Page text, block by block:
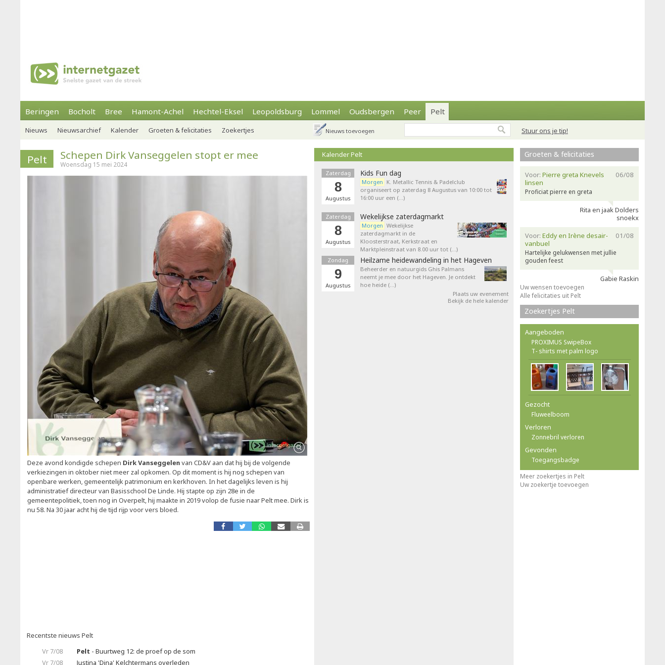
Beringen Bocholt Bree Hamont-Achel Hechtel-Eksel Leopoldsburg Lommel Oudsbergen Peer Pelt
Stuur ons je tip!
Nieuws Nieuwsarchief Kalender Groeten & felicitaties Zoekertjes Nieuws toevoegen
Pelt Schepen Dirk Vanseggelen stopt er mee
Woensdag 15 mei 2024
Deze avond kondigde schepen Dirk Vanseggelen van CD&V aan dat hij bij de volgende
verkiezingen in oktober niet meer zal opkomen. Op dit moment is hij nog schepen van
openbare werken, gemeentelijk patrimonium en kerkhoven. In het dagelijks leven is hij
administratief directeur van Basisschool De Linde. Hij stapte op zijn 28e in de
gemeentepolitiek, toen nog in Overpelt, hij maakte in 2019 volop de fusie naar Pelt mee. Dirk is
nu 58. Na 30 jaar acht hij de tijd rijp voor vers bloed.
Recentste nieuws Pelt
Vr 7/08
Pelt - Buurtweg 12: de proef op de som
Vr 7/08
Justina 'Dina' Kelchtermans overleden
Kalender Pelt
Zaterdag
8
Augustus
Kids Fun dag
Morgen K. Metallic Tennis & Padelclub
organiseert op zaterdag 8 Augustus van 10:00 tot
16:00 uur een (…)
Zaterdag
8
Augustus
Wekelijkse zaterdagmarkt
Morgen Wekelijkse
zaterdagmarkt in de
Kloosterstraat, Kerkstraat en
Marktpleinstraat van 8.00 uur tot (…)
Zondag
9
Augustus
Heilzame heidewandeling in het Hageven
Beheerder en natuurgids Ghis Palmans
neemt je mee door het Hageven. Je ontdekt
hoe heide (…)
Plaats uw evenement
Bekijk de hele kalender
Groeten & felicitaties
06/08
Voor: Pierre greta Knevels
linsen
Proficiat pierre en greta
Rita en jaak Dolders
snoekx
01/08
Voor: Eddy en Irène desair-
vanbuel
Hartelijke gelukwensen met jullie
gouden feest
Gabie Raskin
Uw wensen toevoegen
Alle felicitaties uit Pelt
Zoekertjes Pelt
Aangeboden
PROXIMUS SwipeBox
T- shirts met palm logo
Gezocht
Fluweelboom
Verloren
Zonnebril verloren
Gevonden
Toegangsbadge
Meer zoekertjes in Pelt
Uw zoekertje toevoegen